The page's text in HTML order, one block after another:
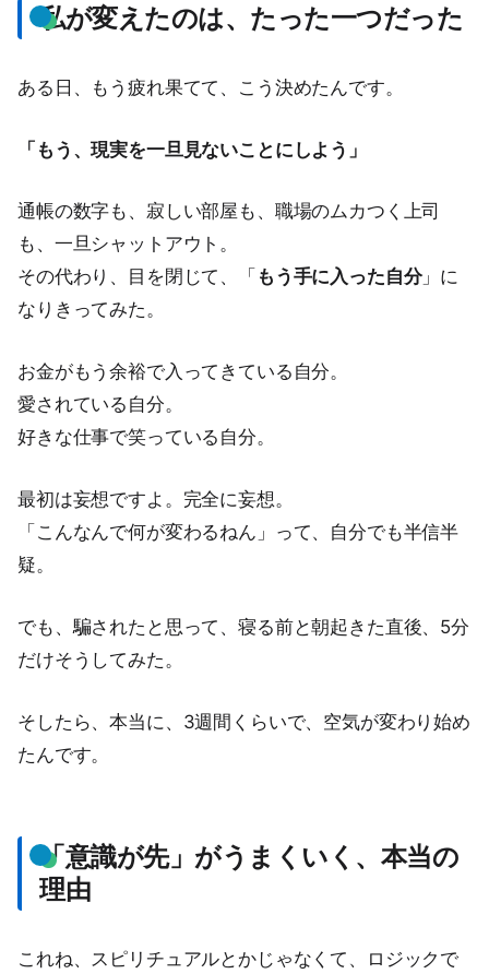
私が変えたのは、たった一つだった
ある日、もう疲れ果てて、こう決めたんです。
「もう、現実を一旦見ないことにしよう」
通帳の数字も、寂しい部屋も、職場のムカつく上司
も、一旦シャットアウト。
その代わり、目を閉じて、「 もう手に入った自分」に
なりきってみた。
お金がもう余裕で入ってきている自分。
愛されている自分。
好きな仕事で笑っている自分。
最初は妄想ですよ。完全に妄想。
「こんなんで何が変わるねん」って、自分でも半信半
疑。
でも、騙されたと思って、寝る前と朝起きた直後、5分
だけそうしてみた。
そしたら、本当に、3週間くらいで、空気が変わり始め
たんです。
「意識が先」がうまくいく、本当の
理由
これね、スピリチュアルとかじゃなくて、ロジックで